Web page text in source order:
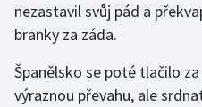
Golf
Házená
nezastavil svůj pád a
branky za záda.
Španělsko se poté tlačilo
výraznou převahu, ale